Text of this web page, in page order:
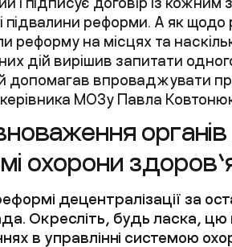
підвалини реформи. А як щодо
реформу на місцях та
дій вирішив запитати
допомагав впроваджувати
МОЗу Павла
охорони
децентралізації за
Окресліть, будь ласка, цю
в управлінні системою